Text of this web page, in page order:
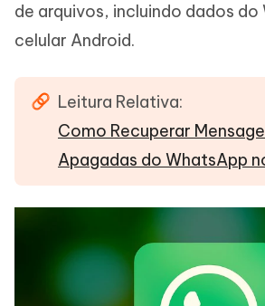
de arquivos, incluindo dados
celular Android.
Leitura Relativa:
Como Recuperar
Apagadas do WhatsApp